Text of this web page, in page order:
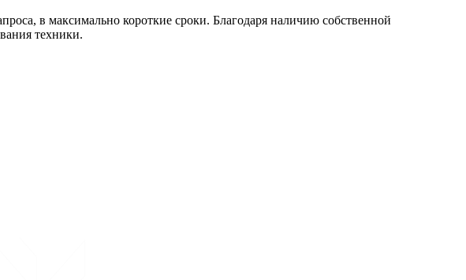
в максимально короткие сроки. Благодаря наличию собственной
техники.